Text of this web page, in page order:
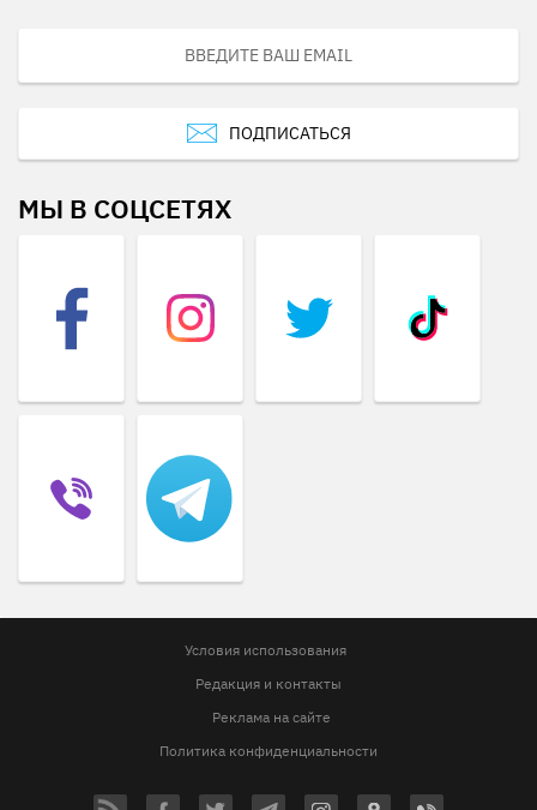
ПОДПИСАТЬСЯ
МЫ В СОЦСЕТЯХ
Условия использования
Редакция и контакты
Реклама на сайте
Политика конфиденциальности